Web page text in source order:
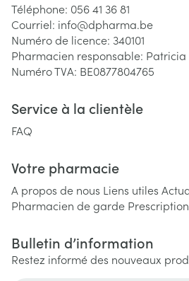
Téléphone: 056 41 36 81
Courriel: info@dpharma.be
Numéro de licence: 340101
Pharmacien responsable: Patricia
Numéro TVA: BE0877804765
Service à la clientèle
FAQ
Votre pharmacie
A propos de nous Liens utiles
Pharmacien de garde Prescription
Bulletin d’information
Restez informé des nouveaux